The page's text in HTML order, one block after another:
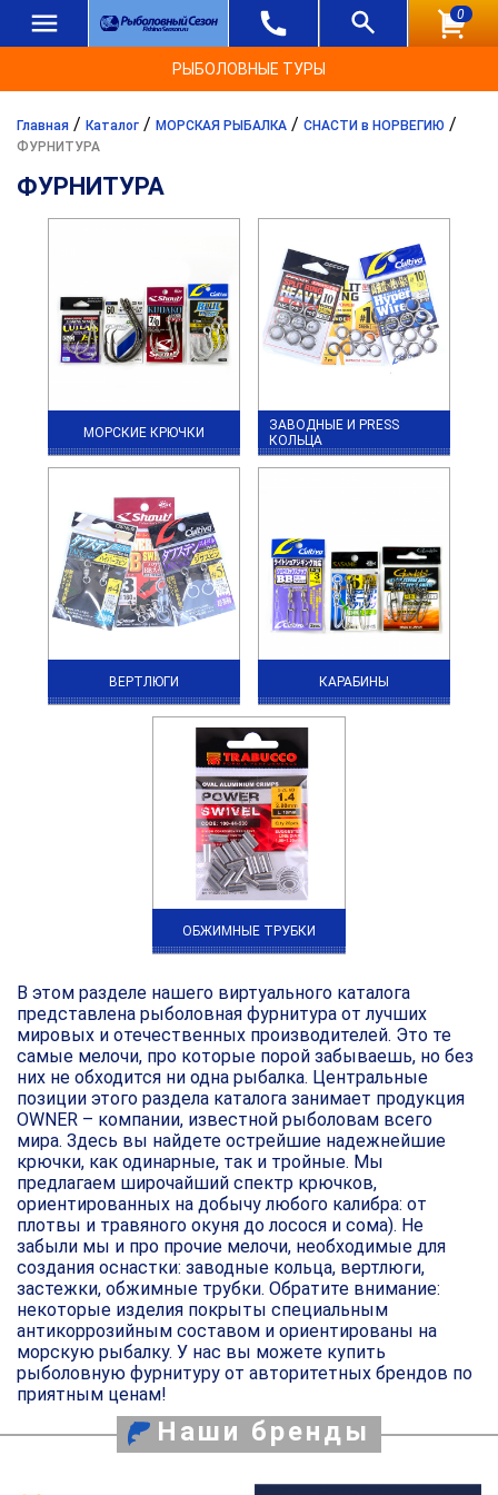
0
РЫБОЛОВНЫЕ ТУРЫ
Главная / Каталог / МОРСКАЯ РЫБАЛКА / СНАСТИ в НОРВЕГИЮ /
ФУРНИТУРА
ФУРНИТУРА
МОРСКИЕ КРЮЧКИ
ЗАВОДНЫЕ И PRESS
КОЛЬЦА
ВЕРТЛЮГИ КАРАБИНЫ
ОБЖИМНЫЕ ТРУБКИ
В этом разделе нашего виртуального каталога
представлена рыболовная фурнитура от лучших
мировых и отечественных производителей. Это те
самые мелочи, про которые порой забываешь, но без
них не обходится ни одна рыбалка. Центральные
позиции этого раздела каталога занимает продукция
OWNER – компании, известной рыболовам всего
мира. Здесь вы найдете острейшие надежнейшие
крючки, как одинарные, так и тройные. Мы
предлагаем широчайший спектр крючков,
ориентированных на добычу любого калибра: от
плотвы и травяного окуня до лосося и сома). Не
забыли мы и про прочие мелочи, необходимые для
создания оснастки: заводные кольца, вертлюги,
застежки, обжимные трубки. Обратите внимание:
некоторые изделия покрыты специальным
антикоррозийным составом и ориентированы на
морскую рыбалку. У нас вы можете купить
рыболовную фурнитуру от авторитетных брендов по
приятным ценам!
Наши бренды